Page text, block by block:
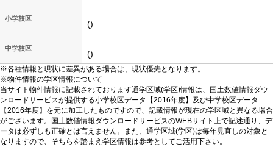
小学校区
()
中学校区
()
※各種情報と現状に差異がある場合は、現状優先となります。
※物件情報の学区情報について
当サイト物件情報に記載されております通学区域(学区)情報は、国土数値情報ダウ
ンロードサービスが提供する小学校区データ【2016年度】及び中学校区データ
【2016年度】を元に加工したものですので、記載情報が現在の学区域と異なる場合
がございます。国土数値情報ダウンロードサービスのWEBサイト上で記述通り、デ
ータは必ずしも正確とは言えません。また、通学区域(学区)は毎年見直しの対象と
なりますので、そちらを踏まえ学区情報は参考としてご活用下さい。